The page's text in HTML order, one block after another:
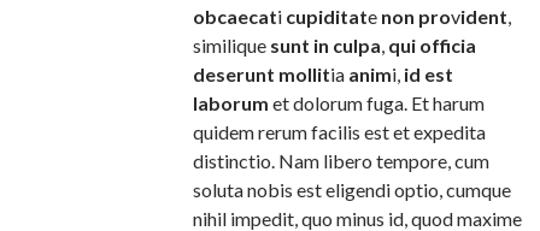
obcaecati cupiditate non provident
similique sunt in culpa qui officia
deserunt mollitia animi, id est
laborum et dolorum fuga. Et harum
quidem rerum facilis est et expedita
distinctio. Nam libero tempore, cum
soluta nobis est eligendi optio, cumque
nihil impedit, quo minus id, quod maxime